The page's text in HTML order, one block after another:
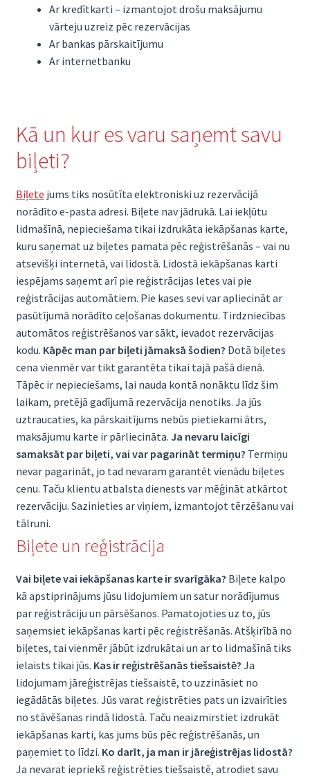
Ar kredītkarti – izmantojot drošu maksājumu
vārteju uzreiz pēc rezervācijas
Ar bankas pārskaitījumu
Ar internetbanku
Kā un kur es varu saņemt savu
biļeti?
Biļete jums tiks nosūtīta elektroniski uz rezervācijā
norādīto e-pasta adresi. Biļete nav jādrukā. Lai iekļūtu
lidmašīnā, nepieciešama tikai izdrukāta iekāpšanas karte,
kuru saņemat uz biļetes pamata pēc reģistrēšanās – vai nu
atsevišķi internetā, vai lidostā. Lidostā iekāpšanas karti
iespējams saņemt arī pie reģistrācijas letes vai pie
reģistrācijas automātiem. Pie kases sevi var apliecināt ar
pasūtījumā norādīto ceļošanas dokumentu. Tirdzniecības
automātos reģistrēšanos var sākt, ievadot rezervācijas
kodu. Kāpēc man par biļeti jāmaksā šodien? Dotā biļetes
cena vienmēr var tikt garantēta tikai tajā pašā dienā.
Tāpēc ir nepieciešams, lai nauda kontā nonāktu līdz šim
laikam, pretējā gadījumā rezervācija nenotiks. Ja jūs
uztraucaties, ka pārskaitījums nebūs pietiekami ātrs,
maksājumu karte ir pārliecināta. Ja nevaru laicīgi
samaksāt par biļeti, vai var pagarināt termiņu? Termiņu
nevar pagarināt, jo tad nevaram garantēt vienādu biļetes
cenu. Taču klientu atbalsta dienests var mēģināt atkārtot
rezervāciju. Sazinieties ar viņiem, izmantojot tērzēšanu vai
tālruni.
Biļete un reģistrācija
Vai biļete vai iekāpšanas karte ir svarīgāka? Biļete kalpo
kā apstiprinājums jūsu lidojumiem un satur norādījumus
par reģistrāciju un pārsēšanos. Pamatojoties uz to, jūs
saņemsiet iekāpšanas karti pēc reģistrēšanās. Atšķirībā no
biļetes, tai vienmēr jābūt izdrukātai un ar to lidmašīnā tiks
ielaists tikai jūs. Kas ir reģistrēšanās tiešsaistē? Ja
lidojumam jāreģistrējas tiešsaistē, to uzzināsiet no
iegādātās biļetes. Jūs varat reģistrēties pats un izvairīties
no stāvēšanas rindā lidostā. Taču neaizmirstiet izdrukāt
iekāpšanas karti, kas jums būs pēc reģistrēšanās, un
paņemiet to līdzi. Ko darīt, ja man ir jāreģistrējas lidostā?
Ja nevarat iepriekš reģistrēties tiešsaistē, atrodiet savu